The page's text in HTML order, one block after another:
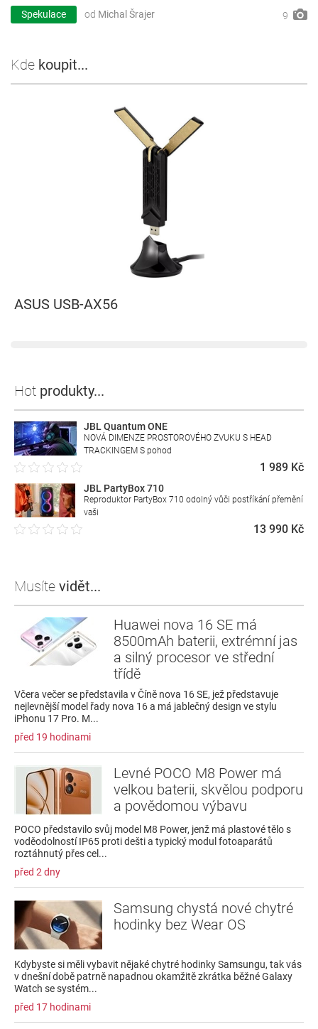
Spekulace od Michal Šrajer 9
Kde koupit...
ASUS USB-AX56
Hot produkty...
JBL Quantum ONE
NOVÁ DIMENZE PROSTOROVÉHO ZVUKU S HEAD
TRACKINGEM S pohod
1 989 Kč
JBL PartyBox 710
Reproduktor PartyBox 710 odolný vůči postříkání přemění
vaši
13 990 Kč
Musíte vidět...
Huawei nova 16 SE má
8500mAh baterii, extrémní jas
a silný procesor ve střední
třídě
Včera večer se představila v Číně nova 16 SE, jež představuje
nejlevnější model řady nova 16 a má jablečný design ve stylu
iPhonu 17 Pro. M...
před 19 hodinami
Levné POCO M8 Power má
velkou baterii, skvělou podporu
a povědomou výbavu
POCO představilo svůj model M8 Power, jenž má plastové tělo s
voděodolností IP65 proti dešti a typický modul fotoaparátů
roztáhnutý přes cel...
před 2 dny
Samsung chystá nové chytré
hodinky bez Wear OS
Kdybyste si měli vybavit nějaké chytré hodinky Samsungu, tak vás
v dnešní době patrně napadnou okamžitě zkrátka běžné Galaxy
Watch se systém...
před 17 hodinami